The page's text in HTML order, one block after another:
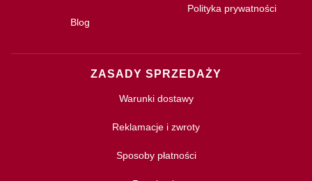
Blog
Polityka prywatności
ZASADY SPRZEDAŻY
Warunki dostawy
Reklamacje i zwroty
Sposoby płatności